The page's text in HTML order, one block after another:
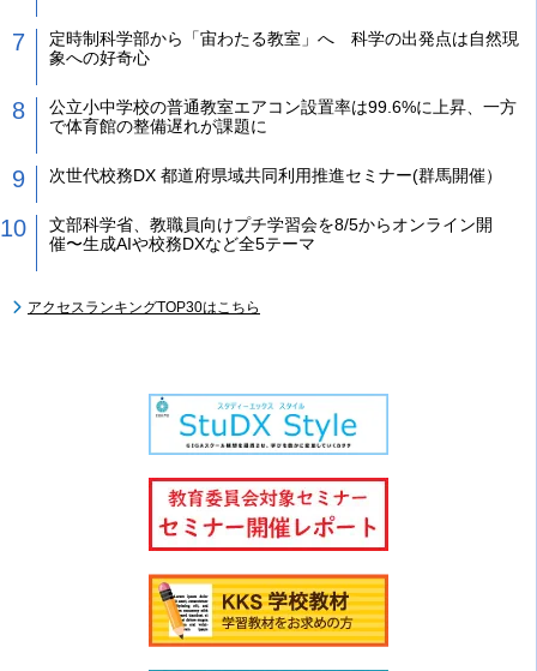
定時制科学部から「宙わたる教室」へ 科学の出発点は自然現
象への好奇心
公立小中学校の普通教室エアコン設置率は99.6%に上昇、一方
で体育館の整備遅れが課題に
次世代校務DX 都道府県域共同利用推進セミナー(群馬開催）
文部科学省、教職員向けプチ学習会を8/5からオンライン開
催〜生成AIや校務DXなど全5テーマ
アクセスランキングTOP30はこちら